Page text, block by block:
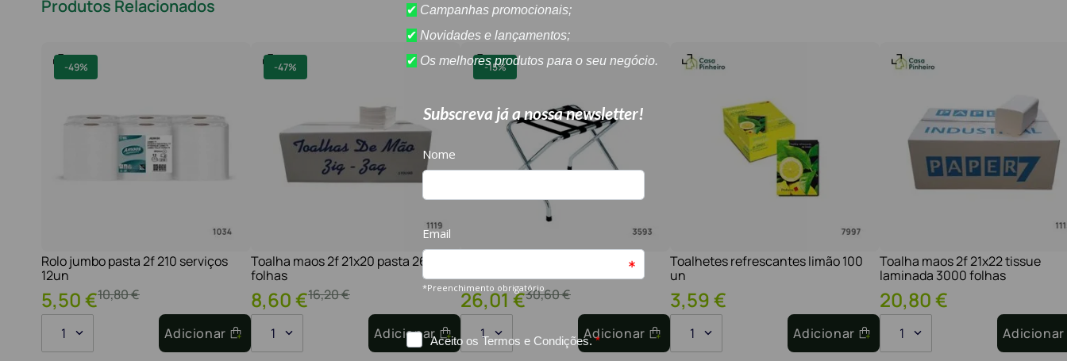
Produtos Relacionados
-49%
Rolo jumbo pasta 2f 210 serviços
12un
10,80€
5,50€
1 Adicionar
-47%
Toalha maos 2f 21x20 pasta 2600
folhas
16,20€
8,60€
1 Adicionar
-15%
30,60€
26,01 €
1 Adicionar
Toalhetes refrescantes limão 100
un
3,59€
1 Adicionar
Toalha maos 2f 21x22 tissue
laminada 3000 folhas
20,80€
1 Adicionar